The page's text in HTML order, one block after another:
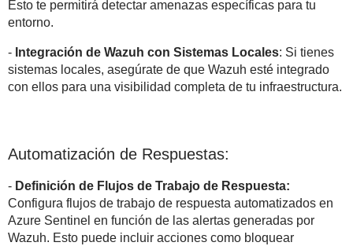
Esto te permitirá detectar amenazas específicas para tu
entorno.
- Integración de Wazuh con Sistemas Locales: Si tienes
sistemas locales, asegúrate de que Wazuh esté integrado
con ellos para una visibilidad completa de tu infraestructura.
Automatización de Respuestas:
- Definición de Flujos de Trabajo de Respuesta:
Configura flujos de trabajo de respuesta automatizados en
Azure Sentinel en función de las alertas generadas por
Wazuh. Esto puede incluir acciones como bloquear